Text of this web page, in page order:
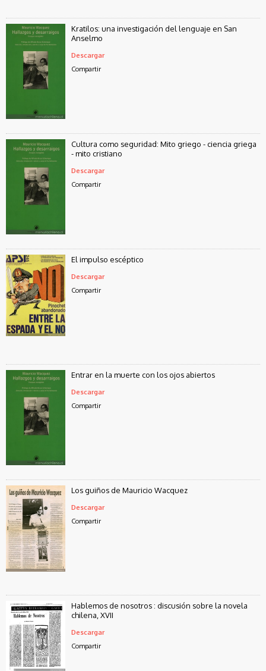
Kratilos: una investigación del lenguaje en San
Anselmo
Descargar
Compartir
Cultura como seguridad: Mito griego - ciencia griega
- mito cristiano
Descargar
Compartir
El impulso escéptico
Descargar
Compartir
Entrar en la muerte con los ojos abiertos
Descargar
Compartir
Los guiños de Mauricio Wacquez
Descargar
Compartir
Hablemos de nosotros : discusión sobre la novela
chilena, XVII
Descargar
Compartir